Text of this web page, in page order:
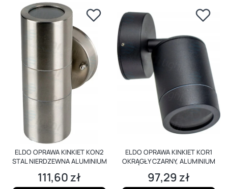
ELDO OPRAWA KINKIET KON2
STAL NIERDZEWNA ALUMINIUM
Cena
111,60 zł
ELDO OPRAWA KINKIET KOR1
OKRĄGŁY CZARNY, ALUMINIUM
Cena
97,29 zł